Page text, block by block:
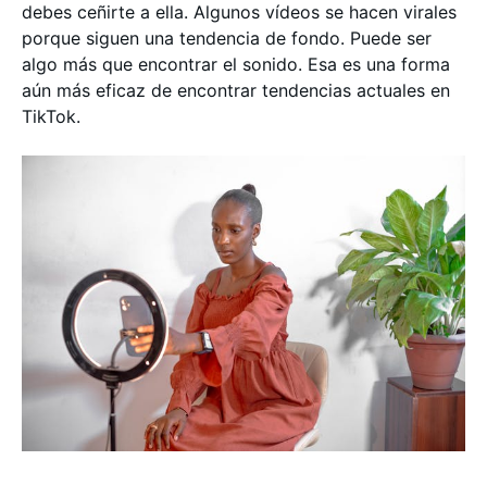
debes ceñirte a ella. Algunos vídeos se hacen virales
porque siguen una tendencia de fondo. Puede ser
algo más que encontrar el sonido. Esa es una forma
aún más eficaz de encontrar tendencias actuales en
TikTok.